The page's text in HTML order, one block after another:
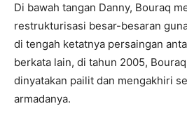
Di bawah tangan Danny, Bouraq
restrukturisasi besar-besaran
di tengah ketatnya persaingan
berkata lain, di tahun 2005,
dinyatakan pailit dan mengakhiri
armadanya.